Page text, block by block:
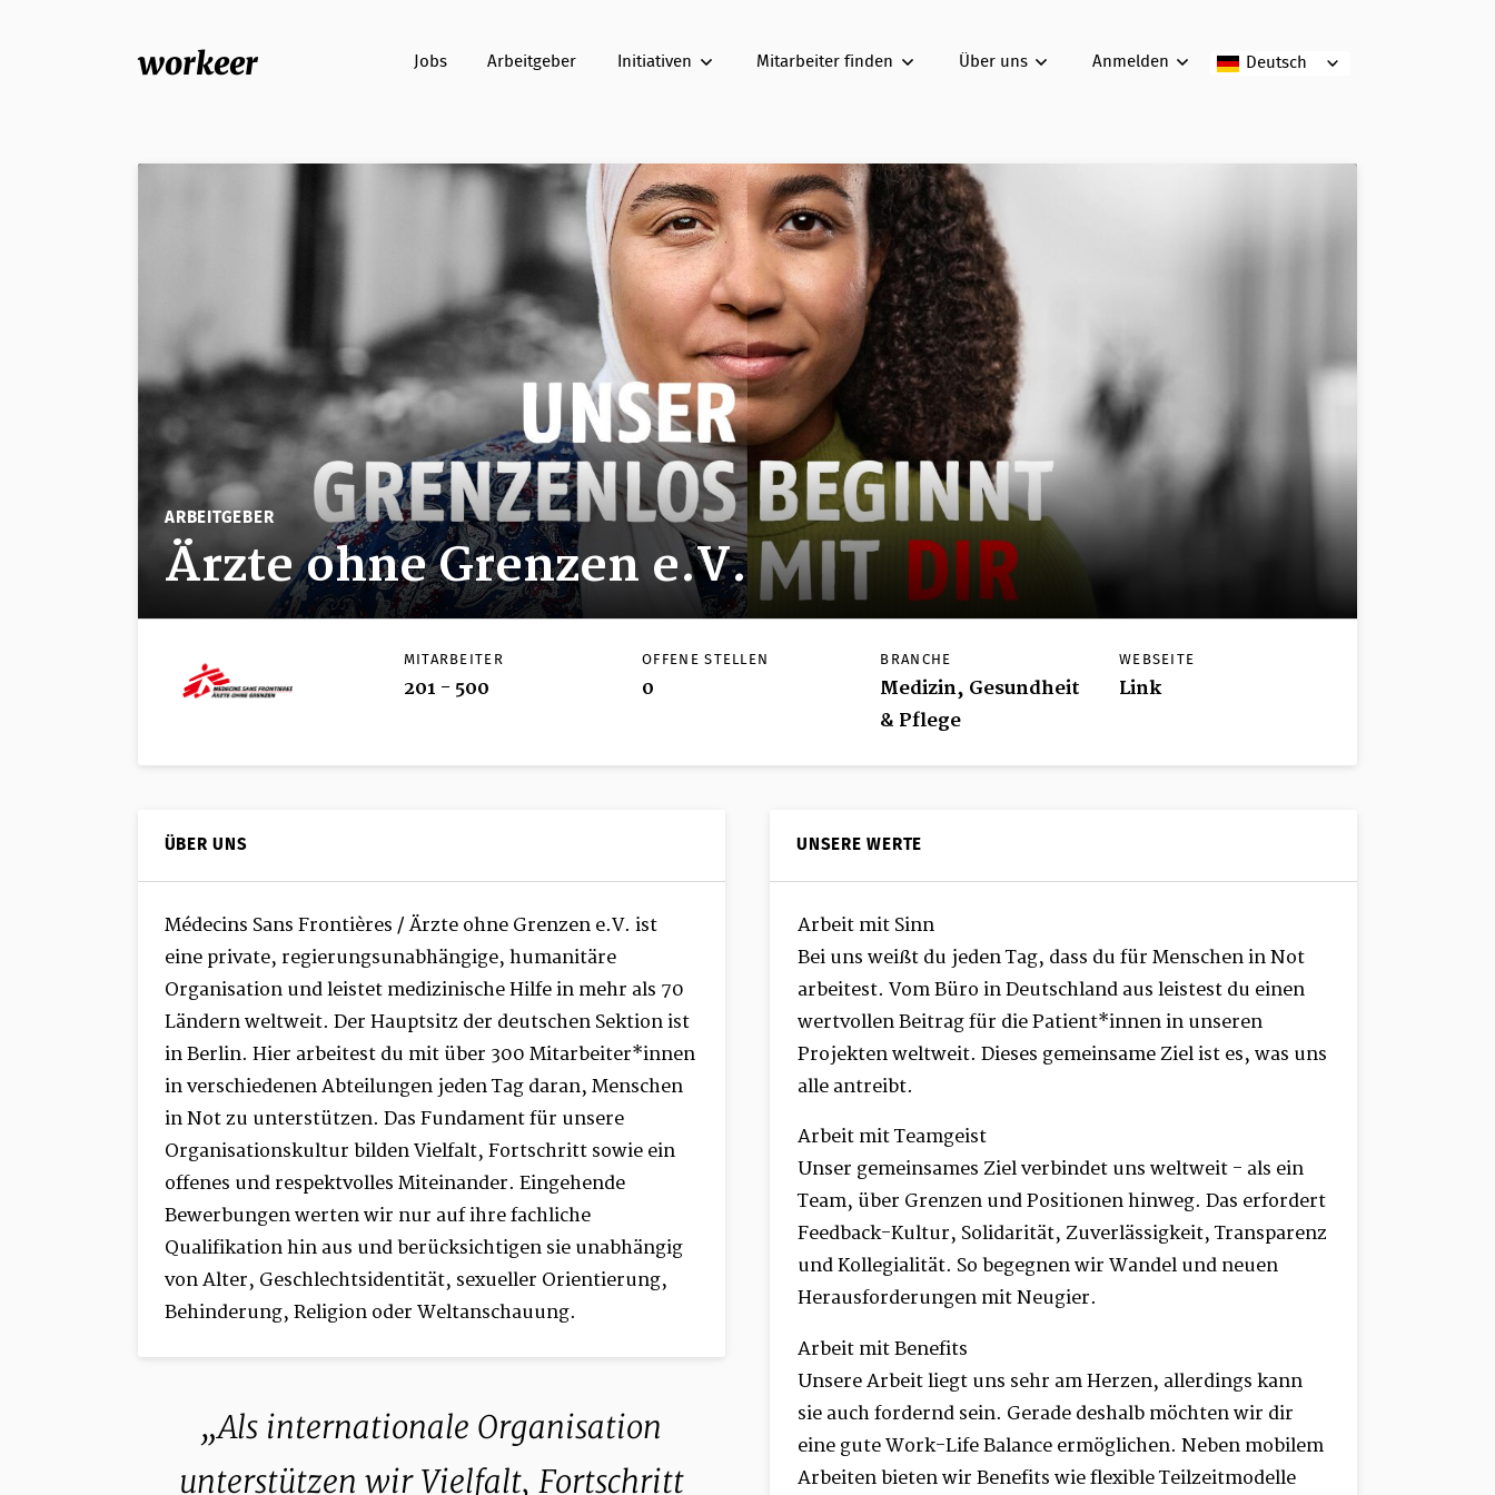
workeer Deutsch
Jobs Arbeitgeber Initiativen Mitarbeiter finden Über uns Anmelden
ARBEITGEBER
Ärzte ohne Grenzen e.V.
MITARBEITER
201 - 500
OFFENE STELLEN
0
BRANCHE
Medizin, Gesundheit
& Pflege
WEBSEITE
Link
ÜBER UNS
Médecins Sans Frontières / Ärzte ohne Grenzen e.V. ist
eine private, regierungsunabhängige, humanitäre
Organisation und leistet medizinische Hilfe in mehr als 70
Ländern weltweit. Der Hauptsitz der deutschen Sektion ist
in Berlin. Hier arbeitest du mit über 300 Mitarbeiter*innen
in verschiedenen Abteilungen jeden Tag daran, Menschen
in Not zu unterstützen. Das Fundament für unsere
Organisationskultur bilden Vielfalt, Fortschritt sowie ein
offenes und respektvolles Miteinander. Eingehende
Bewerbungen werten wir nur auf ihre fachliche
Qualifikation hin aus und berücksichtigen sie unabhängig
von Alter, Geschlechtsidentität, sexueller Orientierung,
Behinderung, Religion oder Weltanschauung.
UNSERE WERTE
Arbeit mit Sinn
Bei uns weißt du jeden Tag, dass du für Menschen in Not
arbeitest. Vom Büro in Deutschland aus leistest du einen
wertvollen Beitrag für die Patient*innen in unseren
Projekten weltweit. Dieses gemeinsame Ziel ist es, was uns
alle antreibt.
Arbeit mit Teamgeist
Unser gemeinsames Ziel verbindet uns weltweit - als ein
Team, über Grenzen und Positionen hinweg. Das erfordert
Feedback­-Kultur, Solidarität, Zuverlässigkeit, Transparenz
und Kollegialität. So begegnen wir Wandel und neuen
Herausforderungen mit Neugier.
Arbeit mit Benefits
Unsere Arbeit liegt uns sehr am Herzen, allerdings kann
sie auch fordernd sein. Gerade deshalb möchten wir dir
eine gute Work-Life Balance ermöglichen. Neben mobilem
Arbeiten bieten wir Benefits wie flexible Teilzeitmodelle
Als internationale Organisation
unterstützen wir Vielfalt, Fortschritt